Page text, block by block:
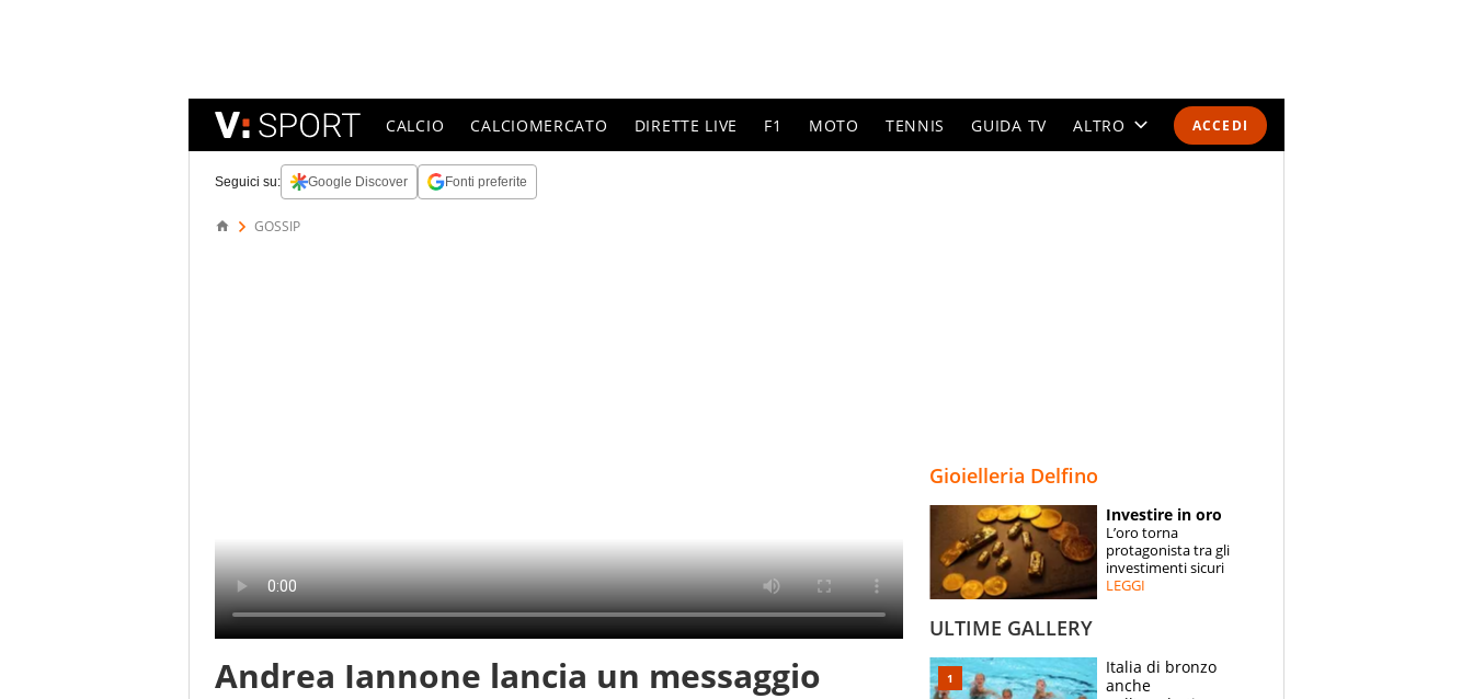
ACCEDI
CALCIO CALCIOMERCATO DIRETTE LIVE F1 MOTO TENNIS GUIDA TV ALTRO
SPECIALI
ESPERTI
Seguici su: Google Discover Fonti preferite
GOSSIP
Andrea Iannone lancia un messaggio
Gioielleria Delfino
Investire in oro
L’oro torna
protagonista tra gli
investimenti sicuri
LEGGI
ULTIME GALLERY
Italia di bronzo
anche